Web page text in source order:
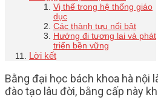
Vị thế trong hệ thống giáo
dục
Các thành tựu nổi bật
Hướng đi tương lai và phát
triển bền vững
Lời kết
Bằng đại học bách khoa hà
đào tạo lâu đời, bằng cấp này